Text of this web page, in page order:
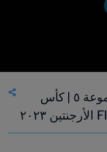
العراق و إنجلترا | المجموعة ٥ | كأس
العالم تحت ٢٠ سنة FIFA الأرجنتين ٢٠٢٣